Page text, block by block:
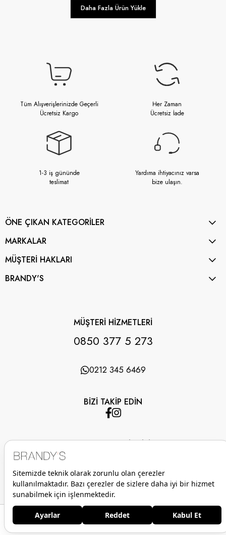
Daha Fazla Ürün Yükle
Tüm Alışverişlerinizde Geçerli
Ücretsiz Kargo
Her Zaman
Ücretsiz İade
1-3 iş gününde
teslimat
Yardıma ihtiyacınız varsa
bize ulaşın.
ÖNE ÇIKAN KATEGORİLER
MARKALAR
MÜŞTERİ HAKLARI
BRANDY'S
MÜŞTERİ HİZMETLERİ
0850 377 5 273
0212 345 6469
BİZİ TAKİP EDİN
UYGULAMAMIZI İNDİRİN
Anasayfa Favorilerim Sepetim Üye Girişi